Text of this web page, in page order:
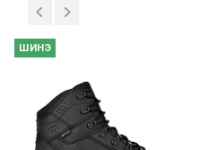
ШИНЭ